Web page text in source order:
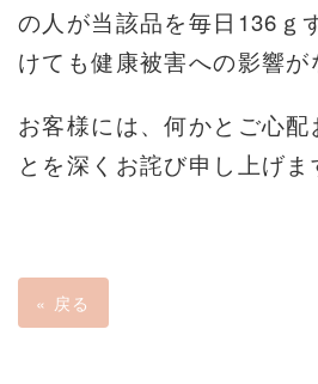
の人が当該品を毎日 136 ｇ
けても健康被害への影響が
お客様には、何かとご心配
とを深くお詫び申し上げま
« 戻る